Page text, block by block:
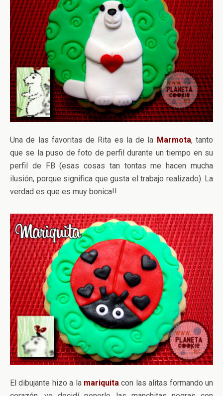
Una de las favoritas de Rita es la de la Marmota, tanto
que se la puso de foto de perfil durante un tiempo en su
perfil de FB (esas cosas tan tontas me hacen mucha
ilusión, porque significa que gusta el trabajo realizado). La
verdad es que es muy bonica!!
El dibujante hizo a la mariquita con las alitas formando un